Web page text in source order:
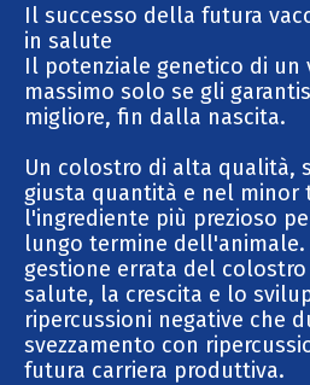
Il successo della futura
in salute
Il potenziale genetico di
massimo solo se gli
migliore, fin dalla nascita.
Un colostro di alta qualità,
giusta quantità e nel minor
l'ingrediente più prezioso
lungo termine
gestione errata del
salute, la crescita e lo
ripercussioni negative che
svezzamento con
futura carriera produttiva.